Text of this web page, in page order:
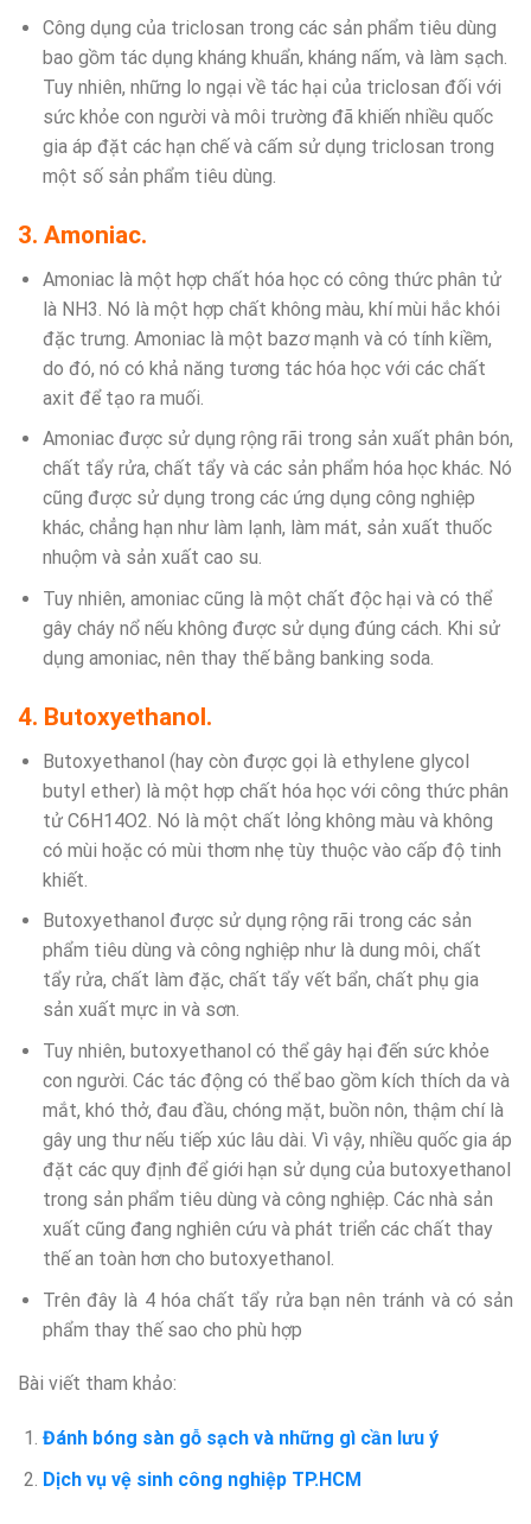
Công dụng của triclosan trong các sản phẩm tiêu dùng
bao gồm tác dụng kháng khuẩn, kháng nấm, và làm sạch.
Tuy nhiên, những lo ngại về tác hại của triclosan đối với
sức khỏe con người và môi trường đã khiến nhiều quốc
gia áp đặt các hạn chế và cấm sử dụng triclosan trong
một số sản phẩm tiêu dùng.
3. Amoniac.
Amoniac là một hợp chất hóa học có công thức phân tử
là NH3. Nó là một hợp chất không màu, khí mùi hắc khói
đặc trưng. Amoniac là một bazơ mạnh và có tính kiềm,
do đó, nó có khả năng tương tác hóa học với các chất
axit để tạo ra muối.
Amoniac được sử dụng rộng rãi trong sản xuất phân bón,
chất tẩy rửa, chất tẩy và các sản phẩm hóa học khác. Nó
cũng được sử dụng trong các ứng dụng công nghiệp
khác, chẳng hạn như làm lạnh, làm mát, sản xuất thuốc
nhuộm và sản xuất cao su.
Tuy nhiên, amoniac cũng là một chất độc hại và có thể
gây cháy nổ nếu không được sử dụng đúng cách. Khi sử
dụng amoniac, nên thay thế bằng banking soda.
4. Butoxyethanol.
Butoxyethanol (hay còn được gọi là ethylene glycol
butyl ether) là một hợp chất hóa học với công thức phân
tử C6H14O2. Nó là một chất lỏng không màu và không
có mùi hoặc có mùi thơm nhẹ tùy thuộc vào cấp độ tinh
khiết.
Butoxyethanol được sử dụng rộng rãi trong các sản
phẩm tiêu dùng và công nghiệp như là dung môi, chất
tẩy rửa, chất làm đặc, chất tẩy vết bẩn, chất phụ gia
sản xuất mực in và sơn.
Tuy nhiên, butoxyethanol có thể gây hại đến sức khỏe
con người. Các tác động có thể bao gồm kích thích da và
mắt, khó thở, đau đầu, chóng mặt, buồn nôn, thậm chí là
gây ung thư nếu tiếp xúc lâu dài. Vì vậy, nhiều quốc gia áp
đặt các quy định để giới hạn sử dụng của butoxyethanol
trong sản phẩm tiêu dùng và công nghiệp. Các nhà sản
xuất cũng đang nghiên cứu và phát triển các chất thay
thế an toàn hơn cho butoxyethanol.
Trên đây là 4 hóa chất tẩy rửa bạn nên tránh và có sản
phẩm thay thế sao cho phù hợp
Bài viết tham khảo:
Đánh bóng sàn gỗ sạch và những gì cần lưu ý
Dịch vụ vệ sinh công nghiệp TP.HCM